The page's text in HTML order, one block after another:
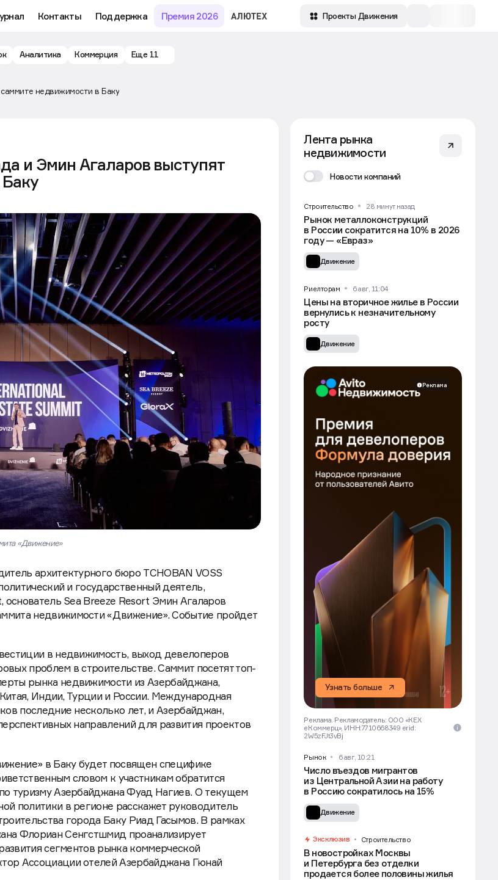
Контакты Поддержка Премия 2026 Проекты Движения
Аналитика Коммерция Еще 11
недвижимости в Баку
и Эмин Агаларов выступят
«Движение»
архитектурного бюро TCHOBAN VOSS
и государственный деятель,
Sea Breeze Resort Эмин Агаларов
недвижимости «Движение». Событие пройдет
в недвижимость, выход девелоперов
проблем в строительстве. Саммит посетят топ-
рынка недвижимости из Азербайджана,
Индии, Турции и России. Международная
последние несколько лет, и Азербайджан,
направлений для развития проектов
в Баку будет посвящен специфике
словом к участникам обратится
туризму Азербайджана Фуад Нагиев. О текущем
политики в регионе расскажет руководитель
города Баку Риад Гасымов. В рамках
Флориан Сенгстшмид проанализирует
сегментов рынка коммерческой
Ассоциации отелей Азербайджана Гюнай
Лента рынка
недвижимости
Новости компаний
Строительство 28 минут назад
Рынок металлоконструкций
в России сократится на 10% в 2026
году — «Евраз»
Движение
Риелторам 6 авг, 11:04
Цены на вторичное жилье в России
вернулись к незначительному
росту
Движение
Реклама
Узнать больше
Реклама. Рекламодатель: ООО «КЕХ
еКоммерц», ИНН:7710668349 erid:
2W5zFJt3vBj
Рынок 6 авг, 10:21
Число въездов мигрантов
из Центральной Азии на работу
в Россию сократилось на 15%
Движение
Эксклюзив Строительство
В новостройках Москвы
и Петербурга без отделки
продается более половины жилья